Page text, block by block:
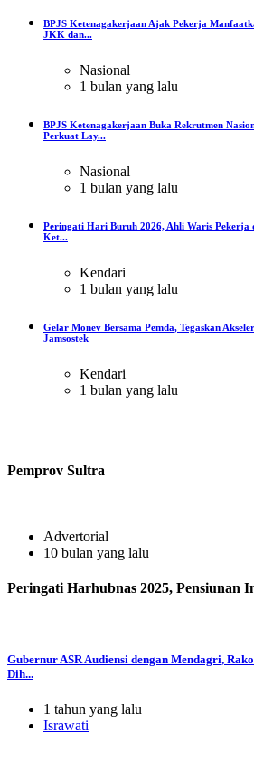
BPJS Ketenagakerjaan Ajak Pekerja
JKK dan...
Nasional
1 bulan yang lalu
BPJS Ketenagakerjaan Buka Rekrutmen
Perkuat Lay...
Nasional
1 bulan yang lalu
Peringati Hari Buruh 2026, Ahli Waris Pekerja
Ket...
Kendari
1 bulan yang lalu
Gelar Monev Bersama Pemda, Tegaskan
Jamsostek
Kendari
1 bulan yang lalu
Pemprov Sultra
Advertorial
10 bulan yang lalu
Peringati Harhubnas 2025, Pensiunan
Gubernur ASR Audiensi dengan Mendagri,
Dih...
1 tahun yang lalu
Israwati